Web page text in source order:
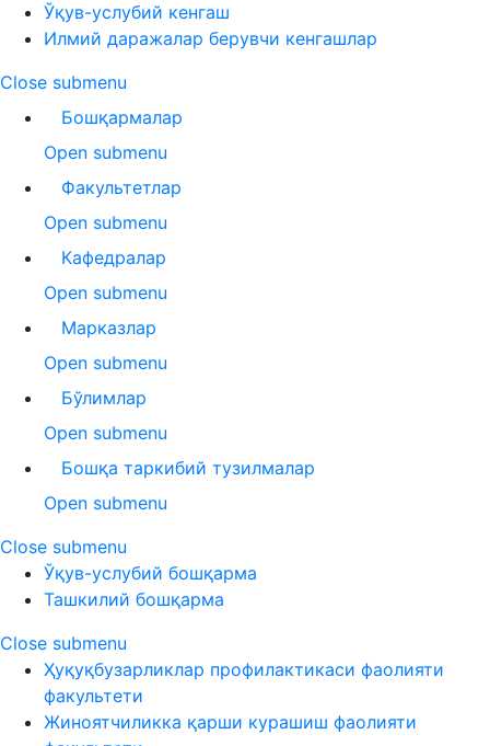
Ўқув-услубий кенгаш
Илмий даражалар берувчи кенгашлар
Close submenu
Бошқармалар
Open submenu
Факультетлар
Open submenu
Кафедралар
Open submenu
Марказлар
Open submenu
Бўлимлар
Open submenu
Бошқа таркибий тузилмалар
Open submenu
Close submenu
Ўқув-услубий бошқарма
Ташкилий бошқарма
Close submenu
Ҳуқуқбузарликлар профилактикаси фаолияти
факультети
Жиноятчиликка қарши курашиш фаолияти